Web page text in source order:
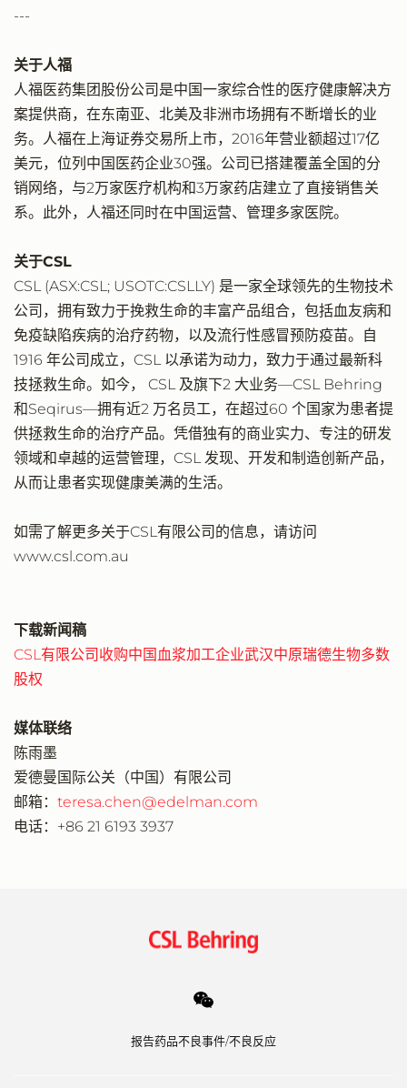
---
关于人福
人福医药集团股份公司是中国一家综合性的医疗健康解决方
案提供商，在东南亚、北美及非洲市场拥有不断增长的业
务。人福在上海证券交易所上市，2016年营业额超过17亿
美元，位列中国医药企业30强。公司已搭建覆盖全国的分
销网络，与2万家医疗机构和3万家药店建立了直接销售关
系。此外，人福还同时在中国运营、管理多家医院。
关于CSL
CSL (ASX:CSL; USOTC:CSLLY) 是一家全球领先的生物技术
公司，拥有致力于挽救生命的丰富产品组合，包括血友病和
免疫缺陷疾病的治疗药物，以及流行性感冒预防疫苗。自
1916 年公司成立，CSL 以承诺为动力，致力于通过最新科
技拯救生命。如今， CSL 及旗下2 大业务—CSL Behring
和Seqirus—拥有近2 万名员工，在超过60 个国家为患者提
供拯救生命的治疗产品。凭借独有的商业实力、专注的研发
领域和卓越的运营管理，CSL 发现、开发和制造创新产品，
从而让患者实现健康美满的生活。
如需了解更多关于CSL有限公司的信息，请访问
www.csl.com.au
下载新闻稿
CSL有限公司收购中国血浆加工企业武汉中原瑞德生物多数
股权
媒体联络
陈雨墨
爱德曼国际公关（中国）有限公司
邮箱： teresa.chen@edelman.com
电话：+86 21 6193 3937
报告药品不良事件/不良反应